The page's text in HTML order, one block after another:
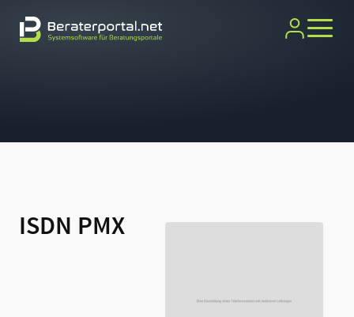
ISDN PMX